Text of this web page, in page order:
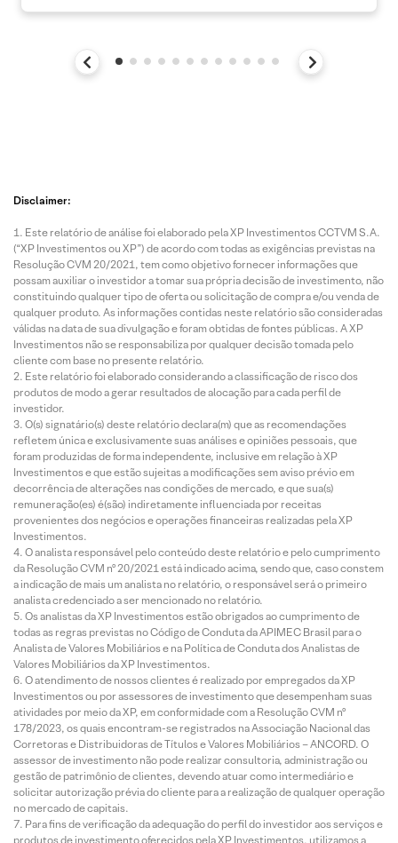
Disclaimer:
Este relatório de análise foi elaborado pela XP Investimentos CCTVM S.A.
(“XP Investimentos ou XP”) de acordo com todas as exigências previstas na
Resolução CVM 20/2021, tem como objetivo fornecer informações que
possam auxiliar o investidor a tomar sua própria decisão de investimento, não
constituindo qualquer tipo de oferta ou solicitação de compra e/ou venda de
qualquer produto. As informações contidas neste relatório são consideradas
válidas na data de sua divulgação e foram obtidas de fontes públicas. A XP
Investimentos não se responsabiliza por qualquer decisão tomada pelo
cliente com base no presente relatório.
Este relatório foi elaborado considerando a classificação de risco dos
produtos de modo a gerar resultados de alocação para cada perfil de
investidor.
O(s) signatário(s) deste relatório declara(m) que as recomendações
refletem única e exclusivamente suas análises e opiniões pessoais, que
foram produzidas de forma independente, inclusive em relação à XP
Investimentos e que estão sujeitas a modificações sem aviso prévio em
decorrência de alterações nas condições de mercado, e que sua(s)
remuneração(es) é(são) indiretamente influenciada por receitas
provenientes dos negócios e operações financeiras realizadas pela XP
Investimentos.
O analista responsável pelo conteúdo deste relatório e pelo cumprimento
da Resolução CVM nº 20/2021 está indicado acima, sendo que, caso constem
a indicação de mais um analista no relatório, o responsável será o primeiro
analista credenciado a ser mencionado no relatório.
Os analistas da XP Investimentos estão obrigados ao cumprimento de
todas as regras previstas no Código de Conduta da APIMEC Brasil para o
Analista de Valores Mobiliários e na Política de Conduta dos Analistas de
Valores Mobiliários da XP Investimentos.
O atendimento de nossos clientes é realizado por empregados da XP
Investimentos ou por assessores de investimento que desempenham suas
atividades por meio da XP, em conformidade com a Resolução CVM nº
178/2023, os quais encontram-se registrados na Associação Nacional das
Corretoras e Distribuidoras de Títulos e Valores Mobiliários – ANCORD. O
assessor de investimento não pode realizar consultoria, administração ou
gestão de patrimônio de clientes, devendo atuar como intermediário e
solicitar autorização prévia do cliente para a realização de qualquer operação
no mercado de capitais.
Para fins de verificação da adequação do perfil do investidor aos serviços e
produtos de investimento oferecidos pela XP Investimentos, utilizamos a